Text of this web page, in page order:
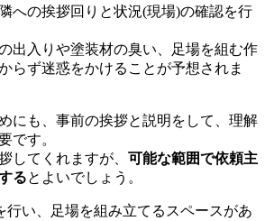
への挨拶回りと状況(現場)の確認を行
出入りや塗装材の臭い、足場を組む作
らず迷惑をかけることが予想されま
にも、事前の挨拶と説明をして、理解
です。
してくれますが、 可能な範囲で依頼主
るとよいでしょう。
行い、足場を組み立てるスペースがあ